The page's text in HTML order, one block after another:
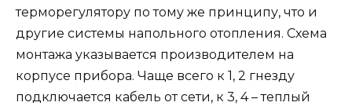
терморегулятору по тому же принципу, что и
другие системы напольного отопления. Схема
монтажа указывается производителем на
корпусе прибора. Чаще всего к 1, 2 гнезду
подключается кабель от сети, к 3, 4 – теплый